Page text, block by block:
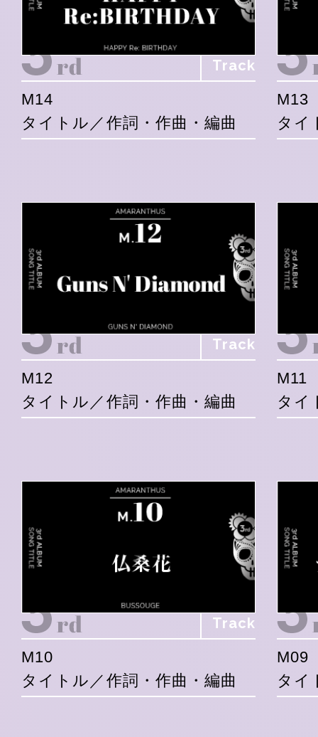
Track
M14
タイトル／作詞・作曲・編曲
M13
タイ
Track
M12
タイトル／作詞・作曲・編曲
M11
タイ
Track
M10
タイトル／作詞・作曲・編曲
M09
タイ